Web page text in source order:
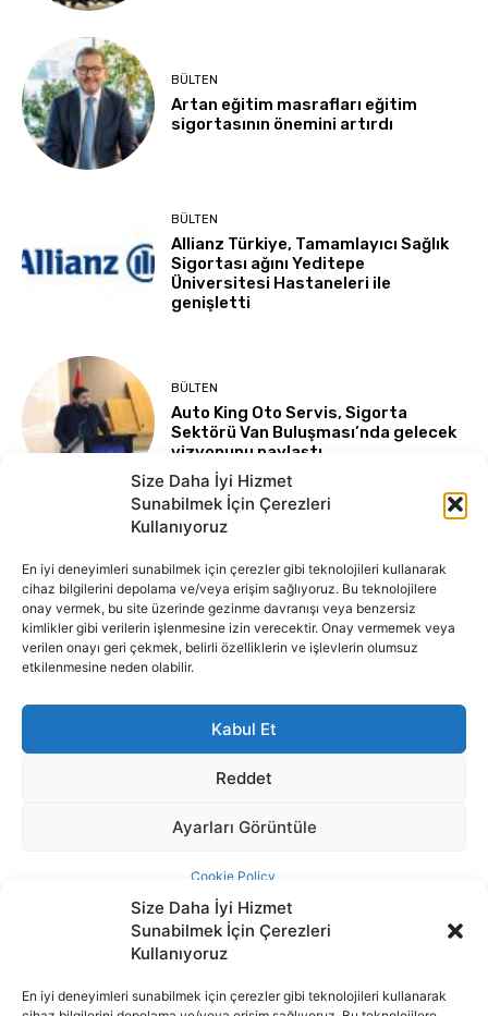
Size Daha İyi Hizmet
Sunabilmek İçin Çerezleri
Kullanıyoruz
En iyi deneyimleri sunabilmek için çerezler gibi teknolojileri kullanarak